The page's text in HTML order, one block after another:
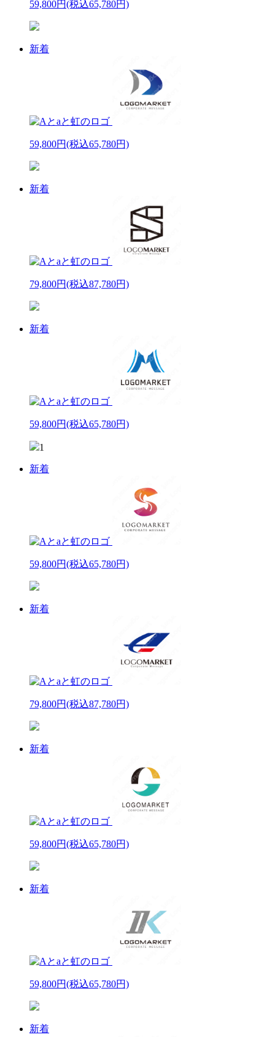
59,800円(税込65,780円)
新着
59,800円(税込65,780円)
新着
79,800円(税込87,780円)
新着
59,800円(税込65,780円)
1
新着
59,800円(税込65,780円)
新着
79,800円(税込87,780円)
新着
59,800円(税込65,780円)
新着
59,800円(税込65,780円)
新着